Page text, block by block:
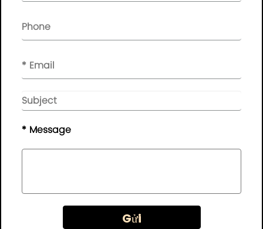
Vui lòng để lại tin nhắn của bạn ở đây, chúng tôi sẽ phản hồi
© Bản quyền - 2010-2019 :Guangdong AP Tenon Sci.&
Tech. Co., Ltd.Mọi quyền được bảo lưu
* Message
Gửi